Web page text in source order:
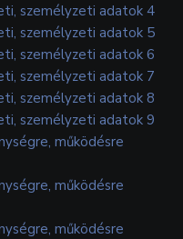
személyzeti adatok 4
személyzeti adatok 5
személyzeti adatok 6
személyzeti adatok 7
személyzeti adatok 8
személyzeti adatok 9
működésre
működésre
működésre